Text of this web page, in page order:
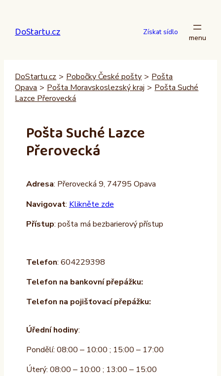
obsah
DoStartu.cz Získat sídlo
DoStartu.cz > Pobočky České pošty > Pošta
Opava > Pošta Moravskoslezský kraj > Pošta Suché
Lazce Přerovecká
Pošta Suché Lazce
Přerovecká
Adresa: Přerovecká 9, 74795 Opava
Navigovat: Klikněte zde
Přístup: pošta má bezbarierový přístup
Telefon: 604229398
Telefon na bankovní přepážku:
Telefon na pojišťovací přepážku:
Úřední hodiny:
Pondělí: 08:00 – 10:00 ; 15:00 – 17:00
Úterý: 08:00 – 10:00 ; 13:00 – 15:00